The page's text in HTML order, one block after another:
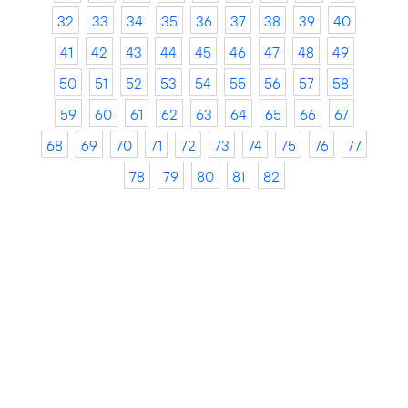
32
33 34 35 36 37 38 39
40
41
42 43 44 45 46 47 48
49
50
51 52 53 54 55 56 57
58
59
60 61 62 63 64 65 66
67
68
69 70 71 72 73 74 75 76
77
78
79 80 81 82